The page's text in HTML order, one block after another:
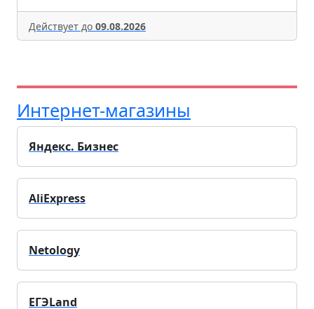
Действует до 09.08.2026
Интернет-магазины
Яндекс. Бизнес
AliExpress
Netology
ЕГЭLand